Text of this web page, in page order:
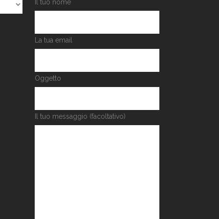
Il tuo nome
La tua email
Oggetto
Il tuo messaggio (facoltativo)